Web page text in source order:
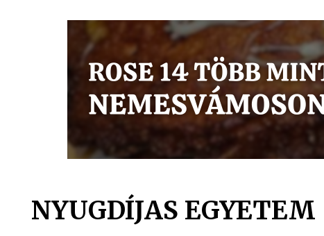
NYUGDÍJAS EGYETEM